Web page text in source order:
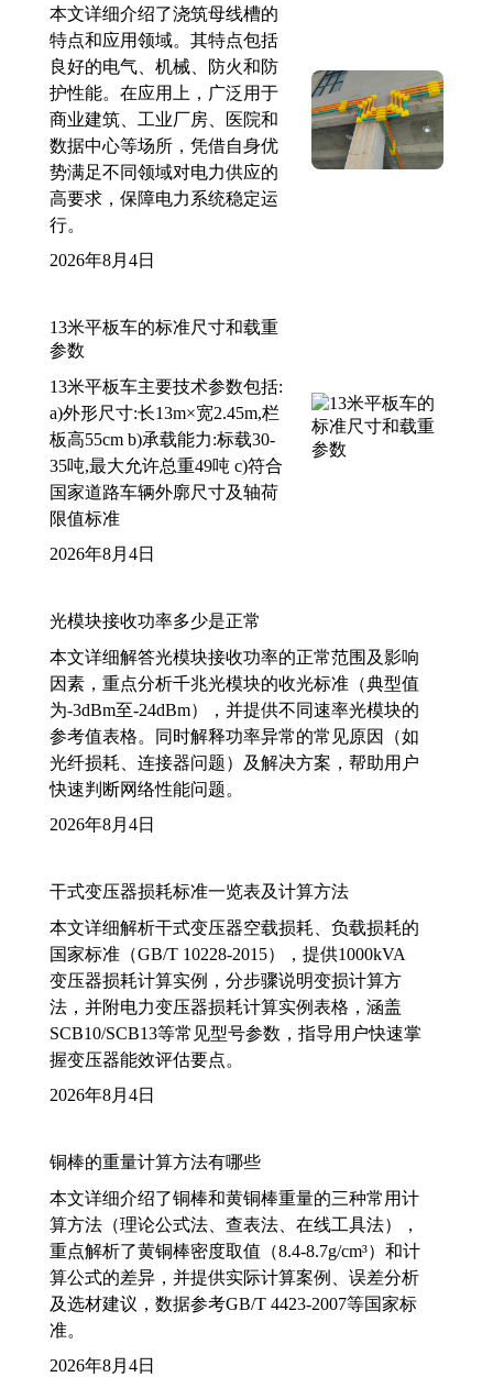
本文详细介绍了浇筑母线槽的
特点和应用领域。其特点包括
良好的电气、机械、防火和防
护性能。在应用上，广泛用于
商业建筑、工业厂房、医院和
数据中心等场所，凭借自身优
势满足不同领域对电力供应的
高要求，保障电力系统稳定运
行。
2026年8月4日
13米平板车的标准尺寸和载重
参数
13米平板车主要技术参数包括:
a)外形尺寸:长13m×宽2.45m,栏
板高55cm b)承载能力:标载30-
35吨,最大允许总重49吨 c)符合
国家道路车辆外廓尺寸及轴荷
限值标准
2026年8月4日
光模块接收功率多少是正常
本文详细解答光模块接收功率的正常范围及影响
因素，重点分析千兆光模块的收光标准（典型值
为-3dBm至-24dBm），并提供不同速率光模块的
参考值表格。同时解释功率异常的常见原因（如
光纤损耗、连接器问题）及解决方案，帮助用户
快速判断网络性能问题。
2026年8月4日
干式变压器损耗标准一览表及计算方法
本文详细解析干式变压器空载损耗、负载损耗的
国家标准（GB/T 10228-2015），提供1000kVA
变压器损耗计算实例，分步骤说明变损计算方
法，并附电力变压器损耗计算实例表格，涵盖
SCB10/SCB13等常见型号参数，指导用户快速掌
握变压器能效评估要点。
2026年8月4日
铜棒的重量计算方法有哪些
本文详细介绍了铜棒和黄铜棒重量的三种常用计
算方法（理论公式法、查表法、在线工具法），
重点解析了黄铜棒密度取值（8.4-8.7g/cm³）和计
算公式的差异，并提供实际计算案例、误差分析
及选材建议，数据参考GB/T 4423-2007等国家标
准。
2026年8月4日